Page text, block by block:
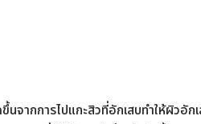
จากการไปแกะสิวที่อักเสบทำให้ผิวอั